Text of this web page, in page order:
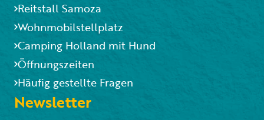
Reitstall Samoza
Wohnmobilstellplatz
Camping Holland mit Hund
Öffnungszeiten
Häufig gestellte Fragen
Newsletter